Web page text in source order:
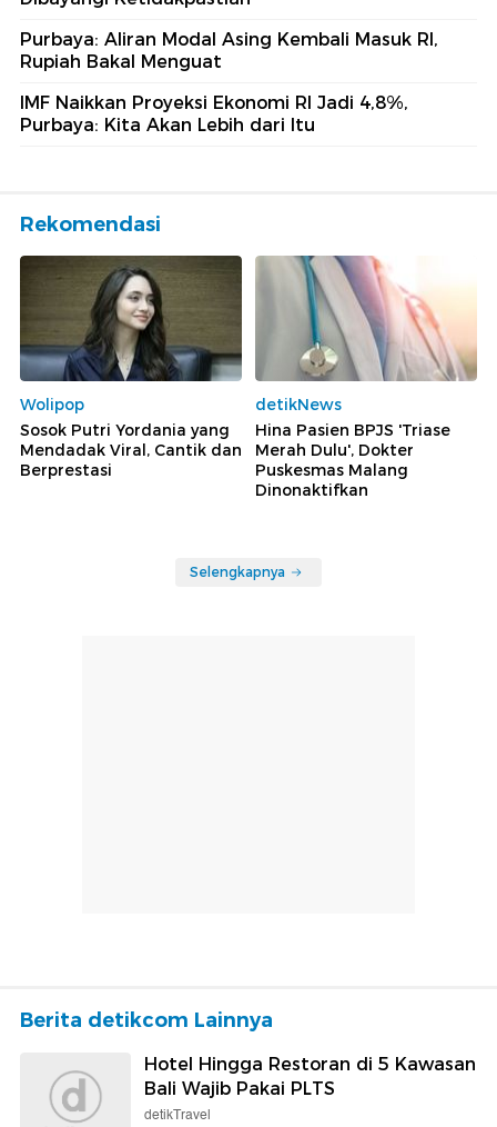
Purbaya: Aliran Modal Asing Kembali Masuk RI,
Rupiah Bakal Menguat
IMF Naikkan Proyeksi Ekonomi RI Jadi 4,8%,
Purbaya: Kita Akan Lebih dari Itu
Rekomendasi
Wolipop
Sosok Putri Yordania yang
Mendadak Viral, Cantik dan
Berprestasi
detikNews
Hina Pasien BPJS 'Triase
Merah Dulu', Dokter
Puskesmas Malang
Dinonaktifkan
Selengkapnya
Berita detikcom Lainnya
Hotel Hingga Restoran di 5 Kawasan
Bali Wajib Pakai PLTS
detikTravel